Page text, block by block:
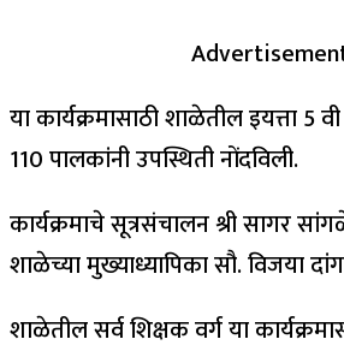
या कार्यक्रमासाठी शाळेतील इयत्ता 5
110 पालकांनी उपस्थिती नोंदविली.
कार्यक्रमाचे सूत्रसंचालन श्री सागर
शाळेच्या मुख्याध्यापिका सौ. विजया
शाळेतील सर्व शिक्षक वर्ग या